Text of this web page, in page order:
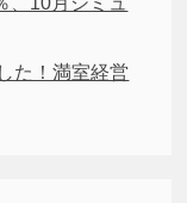
た！満室経営